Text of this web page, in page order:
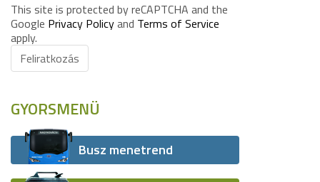
This site is protected by reCAPTCHA and the
Google Privacy Policyand Terms of Service
apply.
Feliratkozás
GYORSMENÜ
Busz menetrend